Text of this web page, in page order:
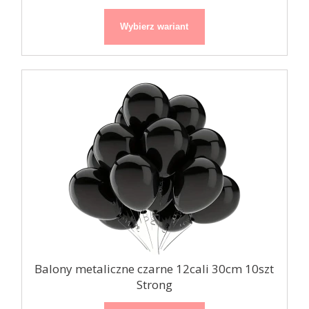
Wybierz wariant
Balony metaliczne czarne 12cali 30cm 10szt
Strong